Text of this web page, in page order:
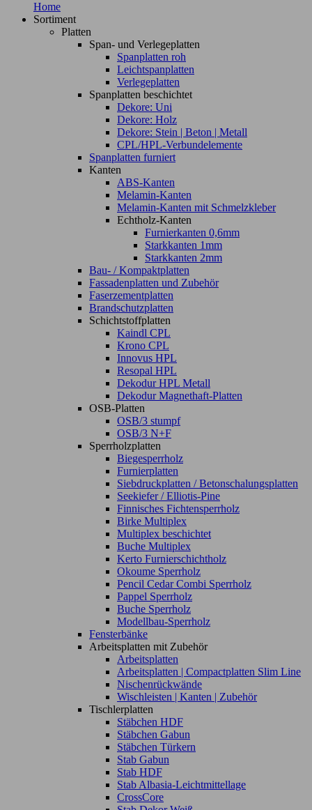
Home
Sortiment
Platten
Span- und Verlegeplatten
Spanplatten roh
Leichtspanplatten
Verlegeplatten
Spanplatten beschichtet
Dekore: Uni
Dekore: Holz
Dekore: Stein | Beton | Metall
CPL/HPL-Verbundelemente
Spanplatten furniert
Kanten
ABS-Kanten
Melamin-Kanten
Melamin-Kanten mit Schmelzkleber
Echtholz-Kanten
Furnierkanten 0,6mm
Starkkanten 1mm
Starkkanten 2mm
Bau- / Kompaktplatten
Fassadenplatten und Zubehör
Faserzementplatten
Brandschutzplatten
Schichtstoffplatten
Kaindl CPL
Krono CPL
Innovus HPL
Resopal HPL
Dekodur HPL Metall
Dekodur Magnethaft-Platten
OSB-Platten
OSB/3 stumpf
OSB/3 N+F
Sperrholzplatten
Biegesperrholz
Furnierplatten
Siebdruckplatten / Betonschalungsplatten
Seekiefer / Elliotis-Pine
Finnisches Fichtensperrholz
Birke Multiplex
Multiplex beschichtet
Buche Multiplex
Kerto Furnierschichtholz
Okoume Sperrholz
Pencil Cedar Combi Sperrholz
Pappel Sperrholz
Buche Sperrholz
Modellbau-Sperrholz
Fensterbänke
Arbeitsplatten mit Zubehör
Arbeitsplatten
Arbeitsplatten | Compactplatten Slim Line
Nischenrückwände
Wischleisten | Kanten | Zubehör
Tischlerplatten
Stäbchen HDF
Stäbchen Gabun
Stäbchen Türkern
Stab Gabun
Stab HDF
Stab Albasia-Leichtmittellage
CrossCore